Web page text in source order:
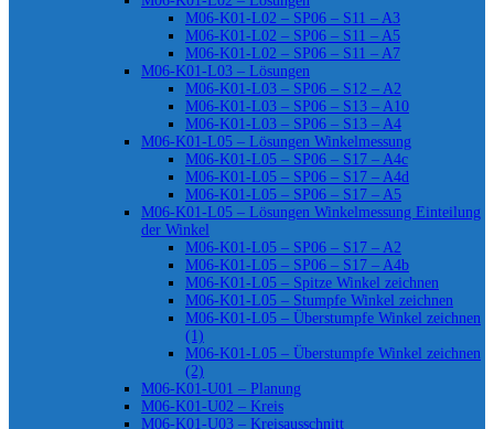
M06-K01-L02 – SP06 – S11 – A3
M06-K01-L02 – SP06 – S11 – A5
M06-K01-L02 – SP06 – S11 – A7
M06-K01-L03 – Lösungen
M06-K01-L03 – SP06 – S12 – A2
M06-K01-L03 – SP06 – S13 – A10
M06-K01-L03 – SP06 – S13 – A4
M06-K01-L05 – Lösungen Winkelmessung
M06-K01-L05 – SP06 – S17 – A4c
M06-K01-L05 – SP06 – S17 – A4d
M06-K01-L05 – SP06 – S17 – A5
M06-K01-L05 – Lösungen Winkelmessung Einteilung
der Winkel
M06-K01-L05 – SP06 – S17 – A2
M06-K01-L05 – SP06 – S17 – A4b
M06-K01-L05 – Spitze Winkel zeichnen
M06-K01-L05 – Stumpfe Winkel zeichnen
M06-K01-L05 – Überstumpfe Winkel zeichnen
(1)
M06-K01-L05 – Überstumpfe Winkel zeichnen
(2)
M06-K01-U01 – Planung
M06-K01-U02 – Kreis
M06-K01-U03 – Kreisausschnitt